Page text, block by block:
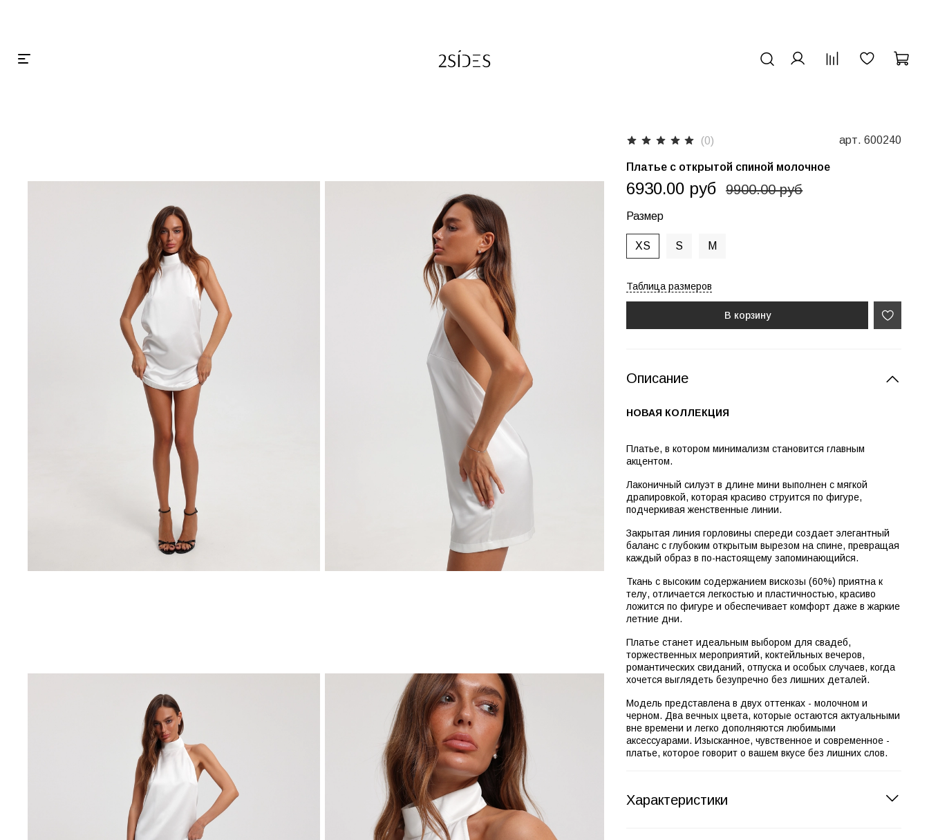
(0) арт. 600240
Платье с открытой спиной молочное
6930.00 руб 9900.00 руб
Таблица размеров
В корзину
Размер
XS S M
Описание
НОВАЯ КОЛЛЕКЦИЯ
Платье, в котором минимализм становится главным
акцентом.
Лаконичный силуэт в длине мини выполнен с мягкой
драпировкой, которая красиво струится по фигуре,
подчеркивая женственные линии.
Закрытая линия горловины спереди создает элегантный
баланс с глубоким открытым вырезом на спине, превращая
каждый образ в по-настоящему запоминающийся.
Ткань с высоким содержанием вискозы (60%) приятна к
телу, отличается легкостью и пластичностью, красиво
ложится по фигуре и обеспечивает комфорт даже в жаркие
летние дни.
Платье станет идеальным выбором для свадеб,
торжественных мероприятий, коктейльных вечеров,
романтических свиданий, отпуска и особых случаев, когда
хочется выглядеть безупречно без лишних деталей.
Модель представлена в двух оттенках - молочном и
черном. Два вечных цвета, которые остаются актуальными
вне времени и легко дополняются любимыми
аксессуарами. Изысканное, чувственное и современное -
платье, которое говорит о вашем вкусе без лишних слов.
Характеристики